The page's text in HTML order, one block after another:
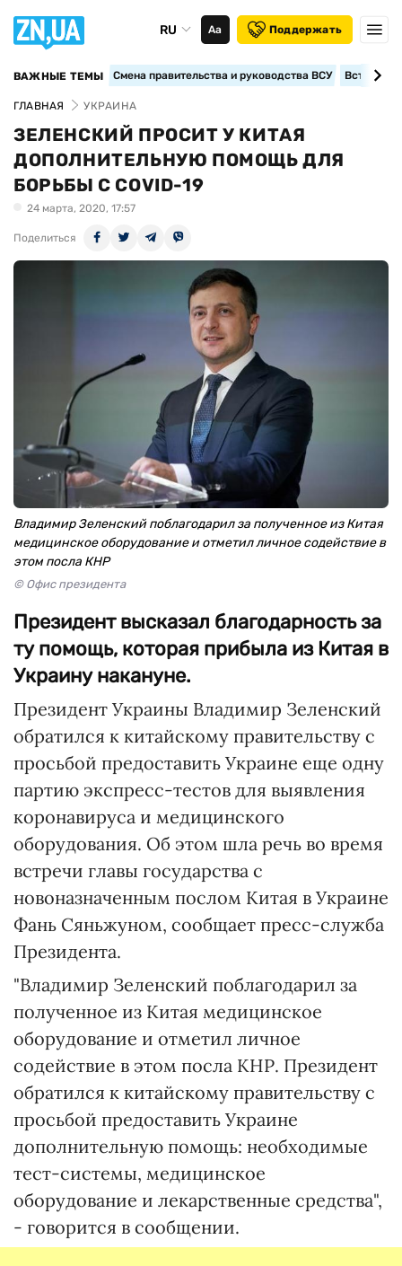
RU Аа Поддержать
ВАЖНЫЕ ТЕМЫ Смена правительства и руководства ВСУ
ГЛАВНАЯ УКРАИНА
ЗЕЛЕНСКИЙ ПРОСИТ У КИТАЯ
ДОПОЛНИТЕЛЬНУЮ ПОМОЩЬ ДЛЯ
БОРЬБЫ С COVID-19
24 марта, 2020, 17:57
Поделиться
Владимир Зеленский поблагодарил за полученное из Китая
медицинское оборудование и отметил личное содействие в
этом посла КНР
© Офис президента
Президент высказал благодарность за
ту помощь, которая прибыла из Китая в
Украину накануне.
Президент Украины Владимир Зеленский
обратился к китайскому правительству с
просьбой предоставить Украине еще одну
партию экспресс-тестов для выявления
коронавируса и медицинского
оборудования. Об этом шла речь во время
встречи главы государства с
новоназначенным послом Китая в Украине
Фань Сяньжуном, сообщает пресс-служба
Президента.
"Владимир Зеленский поблагодарил за
полученное из Китая медицинское
оборудование и отметил личное
содействие в этом посла КНР. Президент
обратился к китайскому правительству с
просьбой предоставить Украине
дополнительную помощь: необходимые
тест-системы, медицинское
оборудование и лекарственные средства",
- говорится в сообщении.